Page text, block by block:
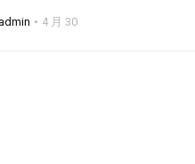
4 月 30